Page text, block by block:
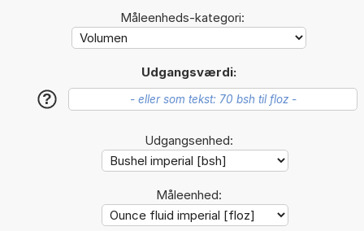
Måleenheds-kategori:
Udgangsværdi:
?
Udgangsenhed:
Måleenhed: